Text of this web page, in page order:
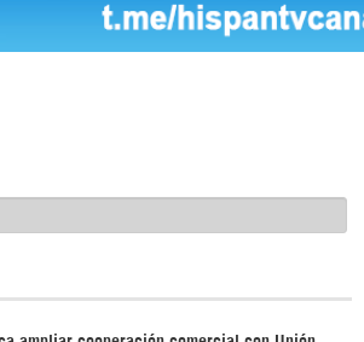
ampliar cooperación comercial con Unión